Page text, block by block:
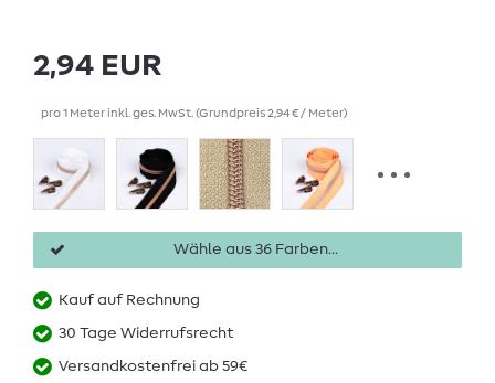
2,94 EUR
pro1 Meter inkl. ges. MwSt.(Grundpreis2,94 € / Meter)
Wähle aus 36 Farben...
Kauf auf Rechnung
30 Tage Widerrufsrecht
Versandkostenfrei ab 59€